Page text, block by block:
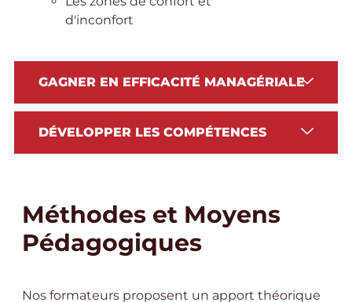
d'inconfort
GAGNER EN EFFICACITÉ MANAGÉRIALE
DÉVELOPPER LES COMPÉTENCES
Méthodes et Moyens
Pédagogiques
Nos formateurs proposent un apport théorique